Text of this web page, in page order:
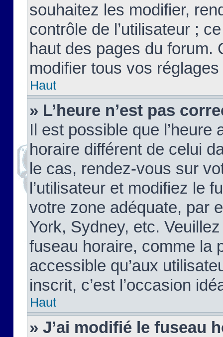
souhaitez les modifier,
contrôle de l’utilisateur ;
haut des pages du forum.
modifier tous vos
Haut
» L’heure n’est pas
Il est possible que
horaire différent de celui
le cas, rendez-vous sur
l’utilisateur et modifiez le
votre zone adéquate, par
York, Sydney, etc.
fuseau horaire, comme la
accessible qu’aux
inscrit, c’est l’occasion
Haut
» J’ai modifié le fuseau